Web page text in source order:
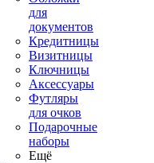
для
документов
Кредитницы
Визитницы
Ключницы
Аксессуары
Футляры
для очков
Подарочные
наборы
Ещё